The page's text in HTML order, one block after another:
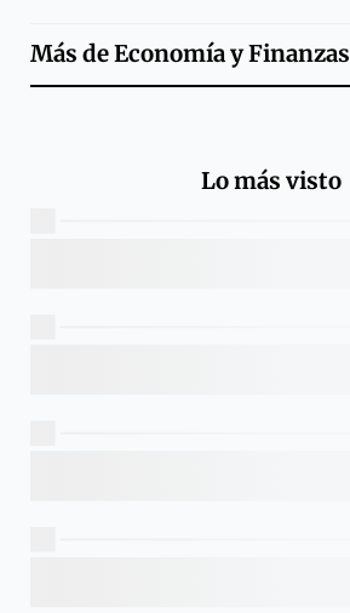
Más deEconomía y Finanzas
Lo más visto